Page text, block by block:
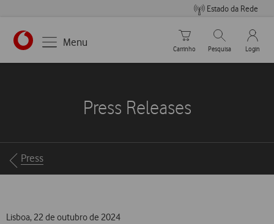
Estado da Rede
https://www.vodafone.pt
Menu
Carrinho de compras
Carrinho
Pesquisar
Pesquisa
My
Login
Press Releases
Breadcrumbs
Press
Lisboa, 22 de outubro de 2024